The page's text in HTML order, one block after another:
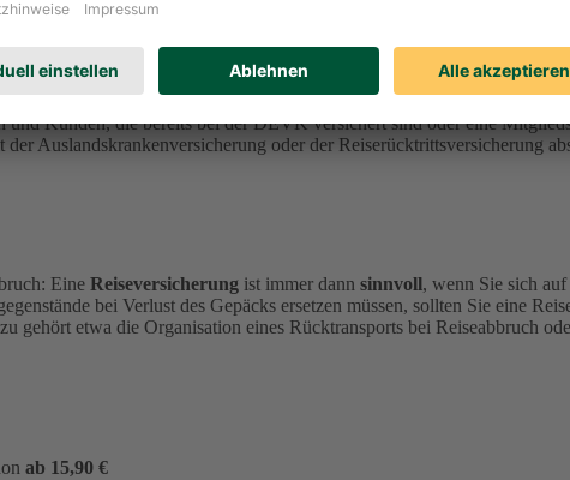
ERGO Reiseversicherung
und Kunden, die bereits bei der DEVK versichert sind oder eine
Auslandskrankenversicherung oder der Reiserücktrittsversicherung
Eine Reiseversicherung ist immer dann sinnvoll, wenn Sie sich auf
bei Verlust des Gepäcks ersetzen müssen, sollten Sie eine
gehört etwa die Organisation eines Rücktransports bei Reiseabbruch
ab 15,90 €